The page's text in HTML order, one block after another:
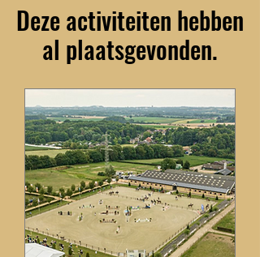
Deze activiteiten hebben
al plaatsgevonden.